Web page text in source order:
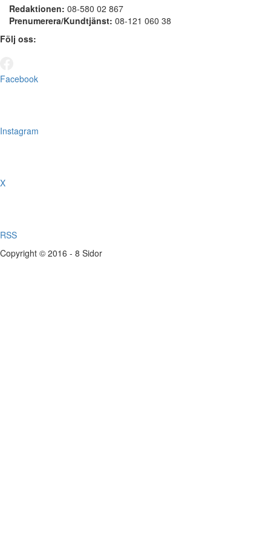
Redaktionen: 08-580 02 867
Prenumerera/Kundtjänst: 08-121 060 38
Följ oss:
Facebook
Instagram
X
RSS
Copyright © 2016 - 8 Sidor